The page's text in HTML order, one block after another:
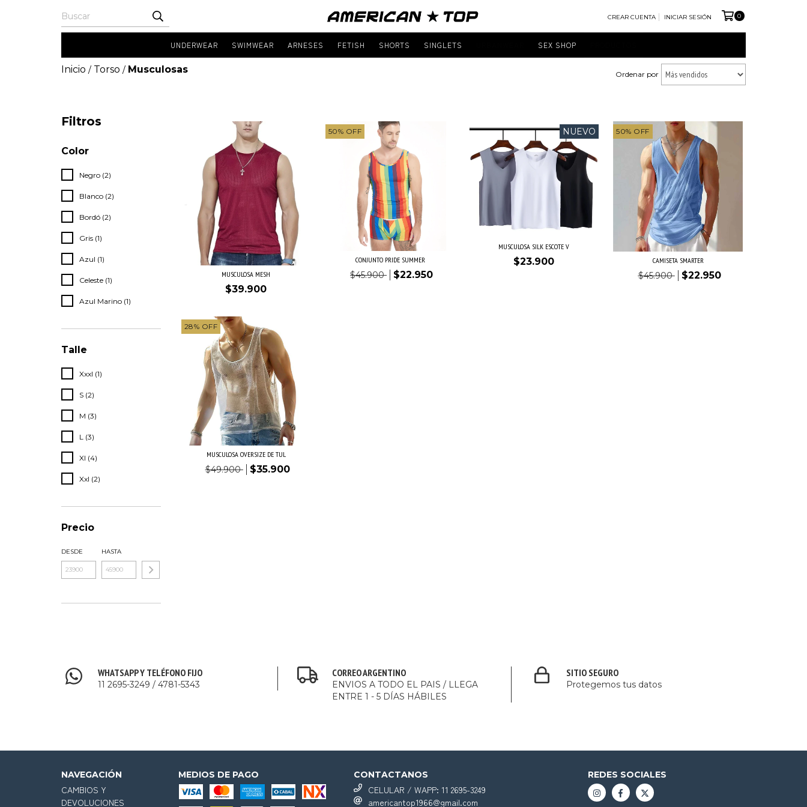
CREAR CUENTA INICIAR SESIÓN 0
UNDERWEAR SWIMWEAR ARNESES FETISH SHORTS SINGLETS SEX SHOP
Inicio / Torso / Musculosas Ordenar por
Filtros
Color
Negro (2)
Blanco (2)
Bordó (2)
Gris (1)
Azul (1)
Celeste (1)
Azul Marino (1)
Talle
Xxxl (1)
S (2)
M (3)
L (3)
Xl (4)
Xxl (2)
Precio
DESDE HASTA
MUSCULOSA MESH
$39.900
50% OFF
CONJUNTO PRIDE SUMMER
$45.900 $22.950
NUEVO
MUSCULOSA SILK ESCOTE V
$23.900
50% OFF
CAMISETA SMARTER
$45.900 $22.950
28% OFF
MUSCULOSA OVERSIZE DE TUL
$49.900 $35.900
WHATSAPP Y TELÉFONO FIJO
11 2695-3249 / 4781-5343
CORREO ARGENTINO
ENVIOS A TODO EL PAIS / LLEGA
ENTRE 1 - 5 DÍAS HÁBILES
SITIO SEGURO
Protegemos tus datos
NAVEGACIÓN
CAMBIOS Y
DEVOLUCIONES
MEDIOS DE PAGO CONTACTANOS
CELULAR / WAPP: 11 2695-3249
americantop1966@gmail.com
REDES SOCIALES